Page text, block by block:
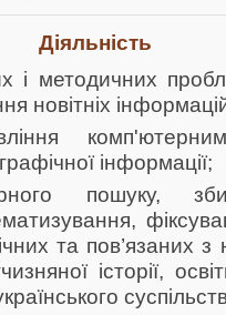
Діяльність
і методичних
новітніх
інформації;
пошуку,
та пов’язаних
історії,